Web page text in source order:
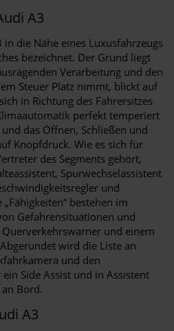
A3
die Nähe eines Luxusfahrzeugs
bezeichnet. Der Grund liegt
Verarbeitung und den
Steuer Platz nimmt, blickt auf
in Richtung des Fahrersitzes
perfekt temperiert
das Öffnen, Schließen und
Knopfdruck. Wie es sich für
des Segments gehört,
Spurwechselassistent
und
bestehen im
Gefahrensituationen und
und einem
wird die Liste an
und den
Side Assist und in Assistent
Bord.
A3